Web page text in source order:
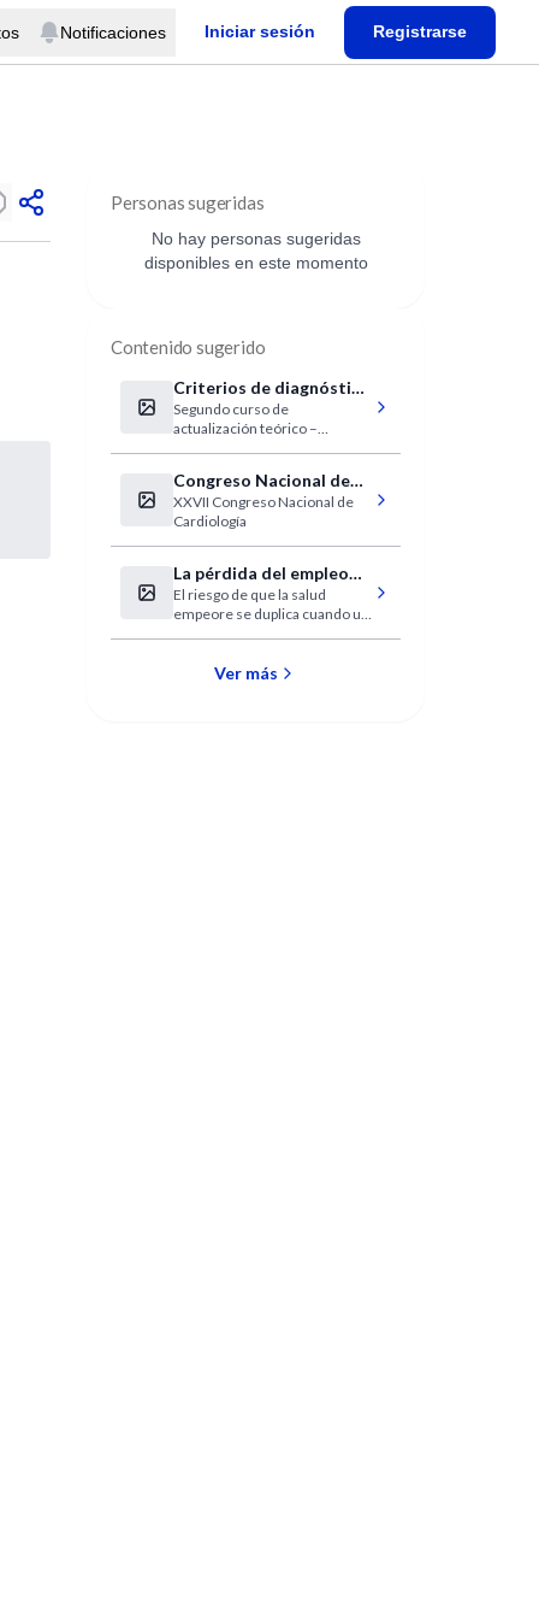
Notificaciones Iniciar sesión Registrarse
Personas sugeridas
No hay personas sugeridas
disponibles en este momento
Contenido sugerido
Criterios de diagnóstico
e internación en la
guardia de pediatría
Segundo curso de
actualización teórico –
Congreso Nacional de
Cardiología 2009 (FAC)
XXVII Congreso Nacional de
Cardiología
La pérdida del empleo
incrementa el riesgo
cardiovascular
El riesgo de que la salud
empeore se duplica cuando un
Ver más